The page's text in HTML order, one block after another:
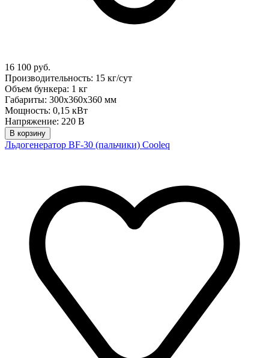
16 100 руб.
Производительность: 15 кг/сут
Объем бункера: 1 кг
Габариты: 300х360х360 мм
Мощность: 0,15 кВт
Напряжение: 220 В
В корзину
Льдогенератор BF-30 (пальчики) Cooleq